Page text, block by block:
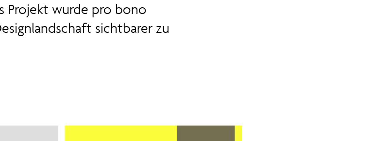
Projekt wurde pro bono
sichtbarer zu